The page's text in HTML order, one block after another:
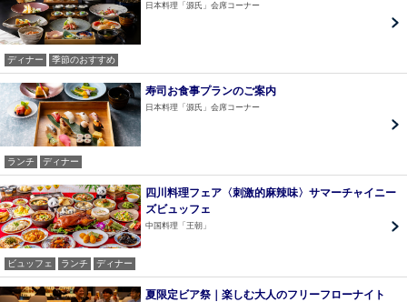
日本料理「源氏」会席コーナー
ディナー 季節のおすすめ
寿司お食事プランのご案内
日本料理「源氏」会席コーナー
ランチ ディナー
四川料理フェア〈刺激的麻辣味〉サマーチャイニー
ズビュッフェ
中国料理「王朝」
ビュッフェ ランチ ディナー
夏限定ビア祭｜楽しむ大人のフリーフローナイト